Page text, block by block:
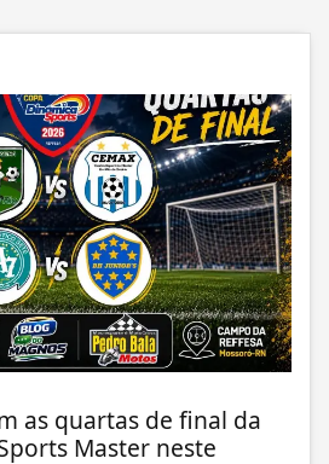
as quartas de final da
Master neste